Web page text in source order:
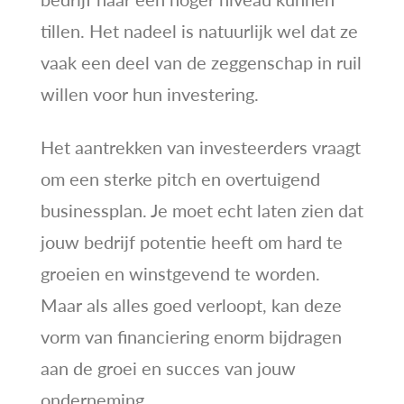
tillen. Het nadeel is natuurlijk wel dat ze
vaak een deel van de zeggenschap in ruil
willen voor hun investering.
Het aantrekken van investeerders vraagt
om een sterke pitch en overtuigend
businessplan. Je moet echt laten zien dat
jouw bedrijf potentie heeft om hard te
groeien en winstgevend te worden.
Maar als alles goed verloopt, kan deze
vorm van financiering enorm bijdragen
aan de groei en succes van jouw